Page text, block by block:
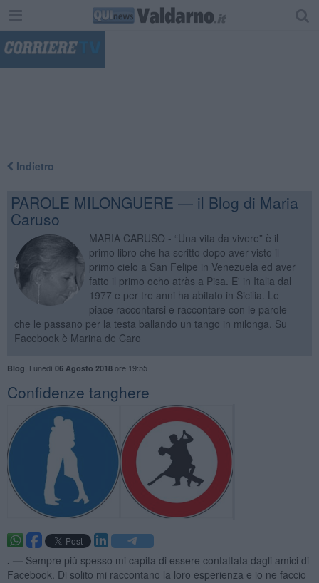
Indietro
PAROLE MILONGUERE — il Blog di Maria
Caruso
MARIA CARUSO - “Una vita da vivere” è il
primo libro che ha scritto dopo aver visto il
primo cielo a San Felipe in Venezuela ed aver
fatto il primo ocho atràs a Pisa. E' in Italia dal
1977 e per tre anni ha abitato in Sicilia. Le
piace raccontarsi e raccontare con le parole
che le passano per la testa ballando un tango in milonga. Su
Facebook è Marina de Caro
Blog Lunedì 06 Agosto 2018ore 19:55
Confidenze tanghere
. — Sempre più spesso mi capita di essere contattata dagli amici di
Facebook. Di solito mi raccontano la loro esperienza e io ne faccio